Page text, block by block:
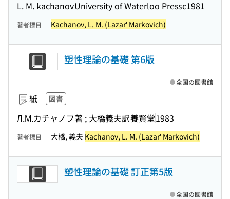
L. M. kachanovUniversity of Waterloo Pressc1981
著者標目 Kachanov, L. M. (Lazarʹ Markovich)
塑性理論の基礎 第6版
紙 図書
Л.М.カチャノフ著 ; 大橋義夫訳養賢堂1983
全国の図書館
著者標目 大橋, 義夫 Kachanov, L. M. (Lazarʹ Markovich)
塑性理論の基礎 訂正第5版
全国の図書館